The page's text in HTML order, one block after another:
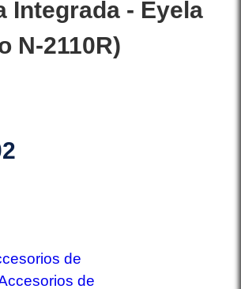
Integrada - Eyela
N-2110R)
de
de